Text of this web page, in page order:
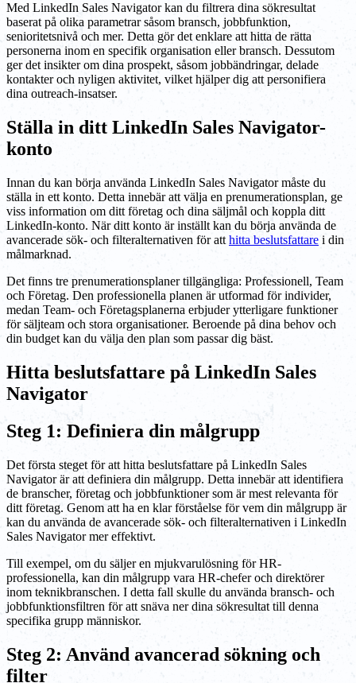
Med LinkedIn Sales Navigator kan du filtrera dina sökresultat
baserat på olika parametrar såsom bransch, jobbfunktion,
senioritetsnivå och mer. Detta gör det enklare att hitta de rätta
personerna inom en specifik organisation eller bransch. Dessutom
ger det insikter om dina prospekt, såsom jobbändringar, delade
kontakter och nyligen aktivitet, vilket hjälper dig att personifiera
dina outreach-insatser.
Ställa in ditt LinkedIn Sales Navigator-
konto
Innan du kan börja använda LinkedIn Sales Navigator måste du
ställa in ett konto. Detta innebär att välja en prenumerationsplan, ge
viss information om ditt företag och dina säljmål och koppla ditt
LinkedIn-konto. När ditt konto är inställt kan du börja använda de
avancerade sök- och filteralternativen för att hitta beslutsfattare i din
målmarknad.
Det finns tre prenumerationsplaner tillgängliga: Professionell, Team
och Företag. Den professionella planen är utformad för individer,
medan Team- och Företagsplanerna erbjuder ytterligare funktioner
för säljteam och stora organisationer. Beroende på dina behov och
din budget kan du välja den plan som passar dig bäst.
Hitta beslutsfattare på LinkedIn Sales
Navigator
Steg 1: Definiera din målgrupp
Det första steget för att hitta beslutsfattare på LinkedIn Sales
Navigator är att definiera din målgrupp. Detta innebär att identifiera
de branscher, företag och jobbfunktioner som är mest relevanta för
ditt företag. Genom att ha en klar förståelse för vem din målgrupp är
kan du använda de avancerade sök- och filteralternativen i LinkedIn
Sales Navigator mer effektivt.
Till exempel, om du säljer en mjukvarulösning för HR-
professionella, kan din målgrupp vara HR-chefer och direktörer
inom teknikbranschen. I detta fall skulle du använda bransch- och
jobbfunktionsfiltren för att snäva ner dina sökresultat till denna
specifika grupp människor.
Steg 2: Använd avancerad sökning och
filter